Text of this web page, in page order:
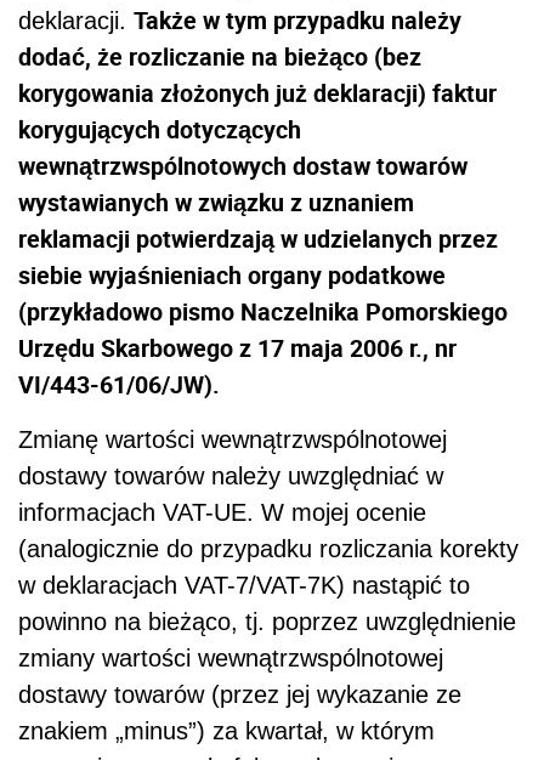
deklaracji. Także w tym przypadku należy
dodać, że rozliczanie na bieżąco (bez
korygowania złożonych już deklaracji) faktur
korygujących dotyczących
wewnątrzwspólnotowych dostaw towarów
wystawianych w związku z uznaniem
reklamacji potwierdzają w udzielanych przez
siebie wyjaśnieniach organy podatkowe
(przykładowo pismo Naczelnika Pomorskiego
Urzędu Skarbowego z 17 maja 2006 r., nr
VI/443-61/06/JW).
Zmianę wartości wewnątrzwspólnotowej
dostawy towarów należy uwzględniać w
informacjach VAT-UE. W mojej ocenie
(analogicznie do przypadku rozliczania korekty
w deklaracjach VAT-7/VAT-7K) nastąpić to
powinno na bieżąco, tj. poprzez uwzględnienie
zmiany wartości wewnątrzwspólnotowej
dostawy towarów (przez jej wykazanie ze
znakiem „minus”) za kwartał, w którym